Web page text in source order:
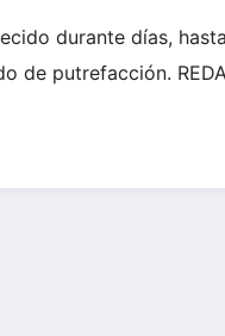
durante días,
de putrefacción.